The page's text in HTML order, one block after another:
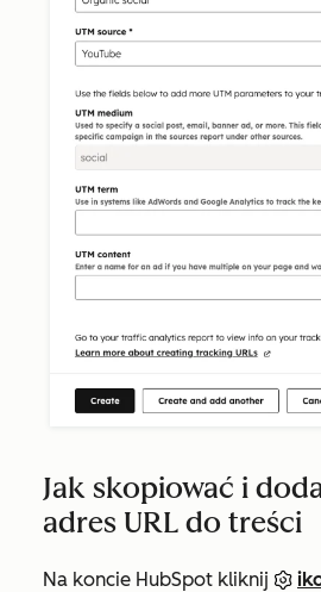
Jak skopiować i
adres URL do treści
Na koncie HubSpot kliknij